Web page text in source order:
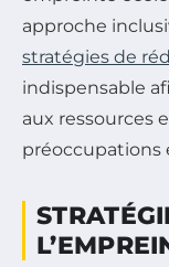
approche
stratégies de
indispensable
aux ressources
préoccupations